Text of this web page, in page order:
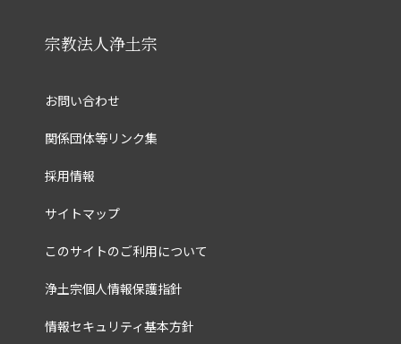
宗教法人浄土宗
お問い合わせ
関係団体等リンク集
採用情報
サイトマップ
このサイトのご利用について
浄土宗個人情報保護指針
情報セキュリティ基本方針